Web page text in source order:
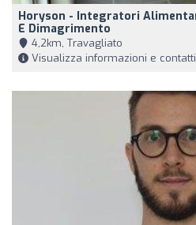
Horyson - Integratori
E Dimagrimento
4,2km, Travagliato
Visualizza informazioni e contatti